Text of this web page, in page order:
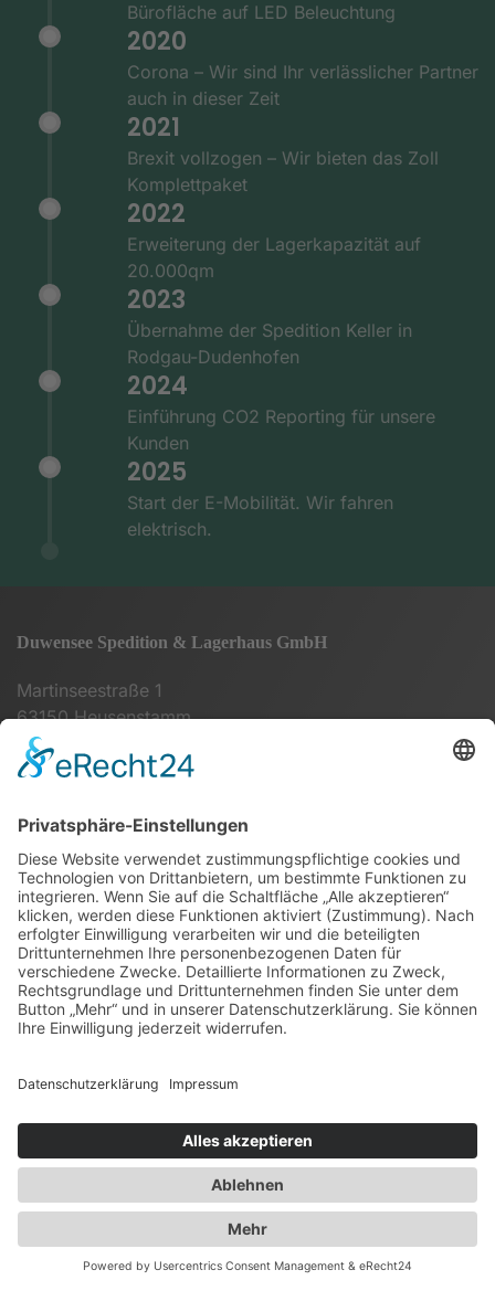
Bürofläche auf LED Beleuchtung
2020
Corona – Wir sind Ihr verlässlicher Partner
auch in dieser Zeit
2021
Brexit vollzogen – Wir bieten das Zoll
Komplettpaket
2022
Erweiterung der Lagerkapazität auf
20.000qm
2023
Übernahme der Spedition Keller in
Rodgau-Dudenhofen
2024
Einführung CO2 Reporting für unsere
Kunden
2025
Start der E-Mobilität. Wir fahren
elektrisch.
Duwensee Spedition & Lagerhaus GmbH
Martinseestraße 1
63150 Heusenstamm
+49 (0) 6104 64860 - 00
Spezialisten für:
Fernverkehr Transport Europa
Nahverkehr Transport Rhein-Main
UK-Transporte
Lagerlogistik
Datenschutzerklärung
Duwensee auf Facebook